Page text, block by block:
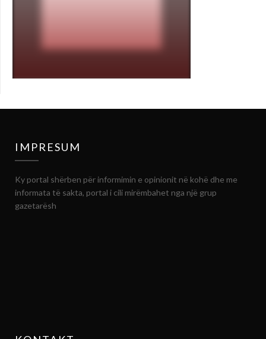
IMPRESUM
Ky portal shërben për informimin e opinionit në kohë dhe me
informata të sakta, portal i cili mirëmbahet nga një grup
gazetarësh